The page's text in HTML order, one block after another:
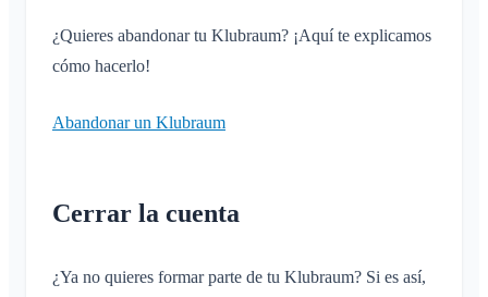
¿Quieres abandonar tu Klubraum? ¡Aquí te explicamos
cómo hacerlo!
Abandonar un Klubraum
Cerrar la cuenta
¿Ya no quieres formar parte de tu Klubraum? Si es así,